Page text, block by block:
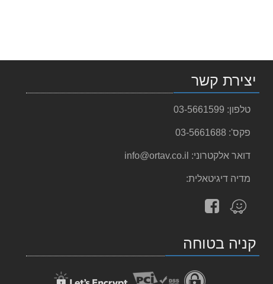
יצירת קשר
טלפון: 03-5661599
פקס': 03-5661688
דואר אלקטרוני: info@ortav.co.il
מדיה דיגיטאלית:
מצא
אותנו
Waze
facebookקניה בטוחה